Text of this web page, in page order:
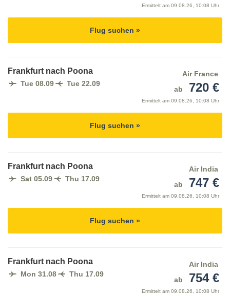
Ermittelt am 09.08.26, 10:08 Uhr
Flug suchen »
Frankfurt nach Poona
Tue 08.09 Tue 22.09
Air France
ab
720 €
Ermittelt am 09.08.26, 10:08 Uhr
Flug suchen »
Frankfurt nach Poona
Sat 05.09 Thu 17.09
Air India
ab
747 €
Ermittelt am 09.08.26, 10:08 Uhr
Flug suchen »
Frankfurt nach Poona
Mon 31.08 Thu 17.09
Air India
ab
754 €
Ermittelt am 09.08.26, 10:08 Uhr